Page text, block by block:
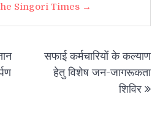
Singori Times →
सफाई कर्मचारियों के कल्याण
हेतु विशेष जन-जागरूकता
शिविर